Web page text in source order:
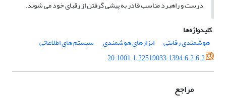
درست و راهبرد مناسب قادر به پیشی گرفتن از رقبای خود می شوند.
کلیدواژه‌ها
هوشمندی رقابتی
ابزارهای هوشمندی
سیستم های اطلاعاتی
20.1001.1.22519033.1394.6.2.6.2
مراجع